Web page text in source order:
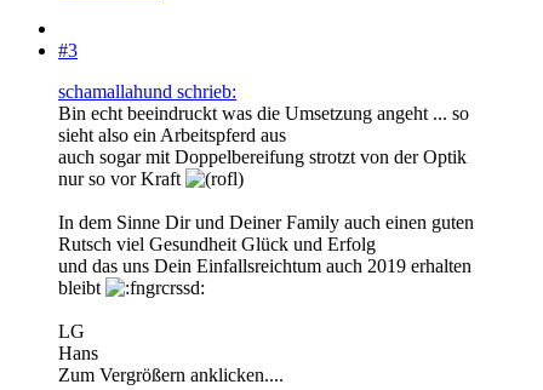
#3
schamallahund schrieb:
Bin echt beeindruckt was die Umsetzung angeht ... so
sieht also ein Arbeitspferd aus
auch sogar mit Doppelbereifung strotzt von der Optik
nur so vor Kraft
In dem Sinne Dir und Deiner Family auch einen guten
Rutsch viel Gesundheit Glück und Erfolg
und das uns Dein Einfallsreichtum auch 2019 erhalten
bleibt
LG
Hans
Zum Vergrößern anklicken....